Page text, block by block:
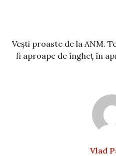
Vești proaste de la ANM.
fi aproape de îngheț în
Vlad